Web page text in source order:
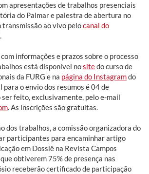
apresentações de trabalhos presenciais
do Palmar e palestra de abertura no
ao vivo pelocanal do
informações e prazos sobre o processo
está disponível nositedo curso de
da FURG e na página do Instagramdo
para o envio dos resumos é 04 de
ser feito, exclusivamente, pelo e-mail
. As inscrições são gratuitas.
dos trabalhos, a comissão organizadora do
participantes para encaminhar artigo
em Dossiê na Revista Campos
obtiverem 75% de presença nas
receberão certificado de participação